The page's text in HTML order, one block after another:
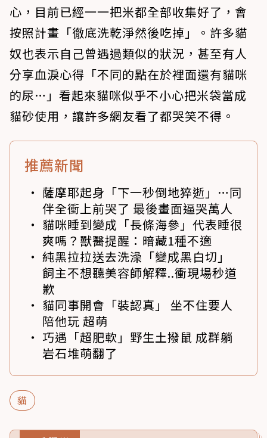
心，目前已經一一把米都全部收集好了，會
按照計畫「徹底洗乾淨然後吃掉」。許多貓
奴也表示自己曾遇過類似的狀況，甚至有人
分享血淚心得「不同的點在於裡面還有貓咪
的尿…」看起來貓咪似乎不小心把米袋當成
貓砂使用，讓許多網友看了都哭笑不得。
推薦新聞
薩摩耶起身「下一秒倒地猝逝」…同
伴全衝上前哭了 最後畫面逼哭萬人
貓咪睡到變成「長條海參」代表睡很
爽嗎？獸醫提醒：暗藏1種不適
純黑拉拉送去洗澡「變成黑白切」
飼主不想聽美容師解釋..衝現場秒道
歉
貓同事開會「裝認真」 坐不住要人
陪他玩 超萌
巧遇「超肥軟」野生土撥鼠 成群躺
岩石堆萌翻了
貓